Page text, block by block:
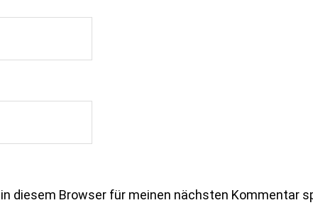
diesem Browser für meinen nächsten Kommentar